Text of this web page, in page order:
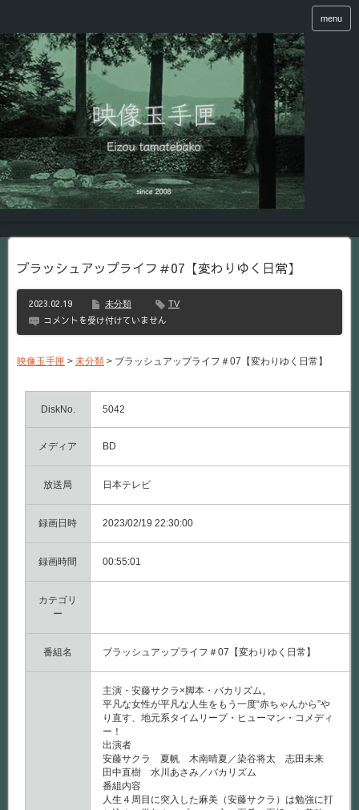
menu
ブラッシュアップライフ＃07【変わりゆく日常】
2023.02.19 未分類 TV
ブ
ラ
シ
プ
フ
わ
く
は
コメントを受け付けていません
映像玉手匣 > 未分類 > ブラッシュアップライフ＃07【変わりゆく日常】
DiskNo. 5042
メディア BD
放送局 日本テレビ
録画日時 2023/02/19 22:30:00
録画時間 00:55:01
カテゴリ
ー
番組名 ブラッシュアップライフ＃07【変わりゆく日常】
主演・安藤サクラ×脚本・バカリズム。
平凡な女性が平凡な人生をもう一度“赤ちゃんから”や
り直す、地元系タイムリープ・ヒューマン・コメディ
ー！
出演者
安藤サクラ 夏帆 木南晴夏／染谷将太 志田未来
田中直樹 水川あさみ／バカリズム
番組内容
人生４周目に突入した麻美（安藤サクラ）は勉強に打